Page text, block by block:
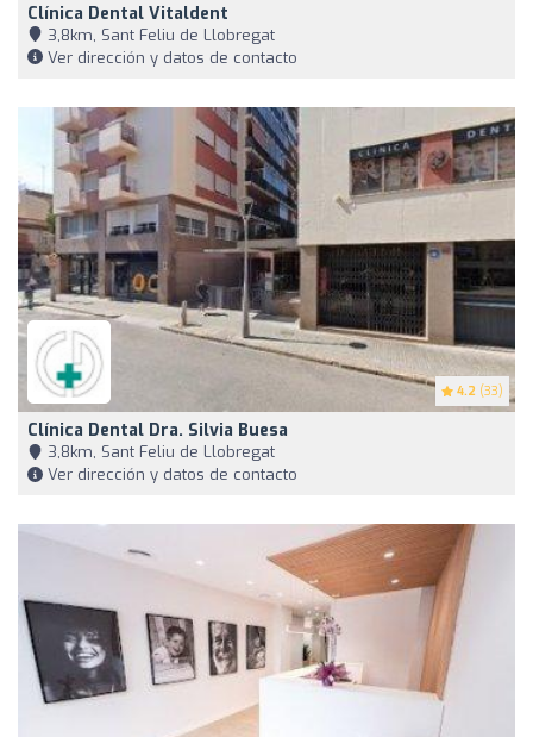
Clínica Dental Vitaldent
3,8km, Sant Feliu de Llobregat
Ver dirección y datos de contacto
4.2 (33)
Clínica Dental Dra. Silvia Buesa
3,8km, Sant Feliu de Llobregat
Ver dirección y datos de contacto